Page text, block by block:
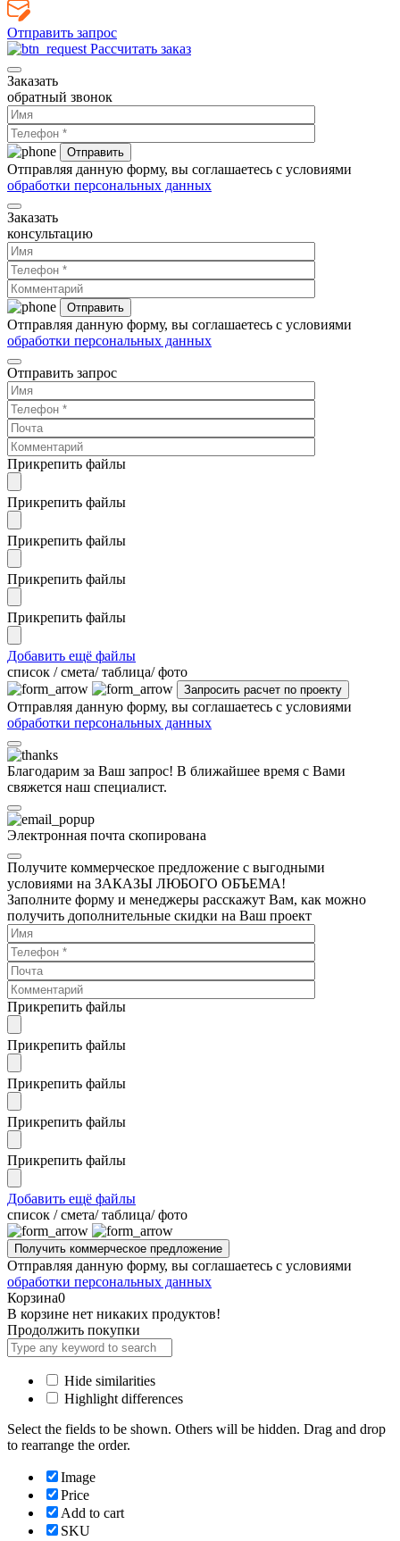
Отправить запрос
Рассчитать заказ
Заказать
обратный звонок
Отправляя данную форму, вы соглашаетесь с условиями
обработки персональных данных
Заказать
консультацию
Отправляя данную форму, вы соглашаетесь с условиями
обработки персональных данных
Отправить запрос
Прикрепить файлы
Прикрепить файлы
Прикрепить файлы
Прикрепить файлы
Прикрепить файлы
Добавить ещё файлы
cписок / смета/ таблица/ фото
Отправляя данную форму, вы соглашаетесь с условиями
обработки персональных данных
Благодарим за Ваш запрос! В ближайшее время с Вами
свяжется наш специалист.
Электронная почта скопирована
Получите коммерческое предложение с выгодными
условиями на ЗАКАЗЫ ЛЮБОГО ОБЪЕМА!
Заполните форму и менеджеры расскажут Вам, как можно
получить дополнительные скидки на Ваш проект
Прикрепить файлы
Прикрепить файлы
Прикрепить файлы
Прикрепить файлы
Прикрепить файлы
Добавить ещё файлы
cписок / смета/ таблица/ фото
Отправляя данную форму, вы соглашаетесь с условиями
обработки персональных данных
Корзина0
В корзине нет никаких продуктов!
Продолжить покупки
Hide similarities
Highlight differences
Select the fields to be shown. Others will be hidden. Drag and drop
to rearrange the order.
Image
Price
Add to cart
SKU